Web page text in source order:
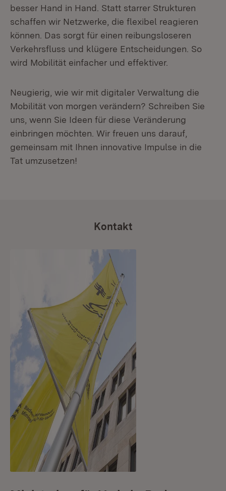
besser Hand in Hand. Statt starrer Strukturen
schaffen wir Netzwerke, die flexibel reagieren
können. Das sorgt für einen reibungsloseren
Verkehrsfluss und klügere Entscheidungen. So
wird Mobilität einfacher und effektiver.
Neugierig, wie wir mit digitaler Verwaltung die
Mobilität von morgen verändern? Schreiben Sie
uns, wenn Sie Ideen für diese Veränderung
einbringen möchten. Wir freuen uns darauf,
gemeinsam mit Ihnen innovative Impulse in die
Tat umzusetzen!
Kontakt